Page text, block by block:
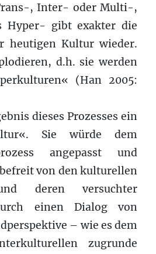
, Inter- oder Multi-,
Hyper- gibt exakter die
heutigen Kultur wieder.
d.h. sie werden
(Han 2005:
dieses Prozesses ein
Sie würde dem
angepasst und
von den kulturellen
deren versuchter
einen Dialog von
– wie es dem
zugrunde